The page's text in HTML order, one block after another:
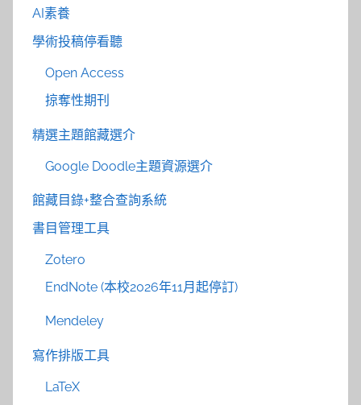
AI素養
學術投稿停看聽
Open Access
掠奪性期刊
精選主題館藏選介
Google Doodle主題資源選介
館藏目錄+整合查詢系統
書目管理工具
Zotero
EndNote (本校2026年11月起停訂)
Mendeley
寫作排版工具
LaTeX